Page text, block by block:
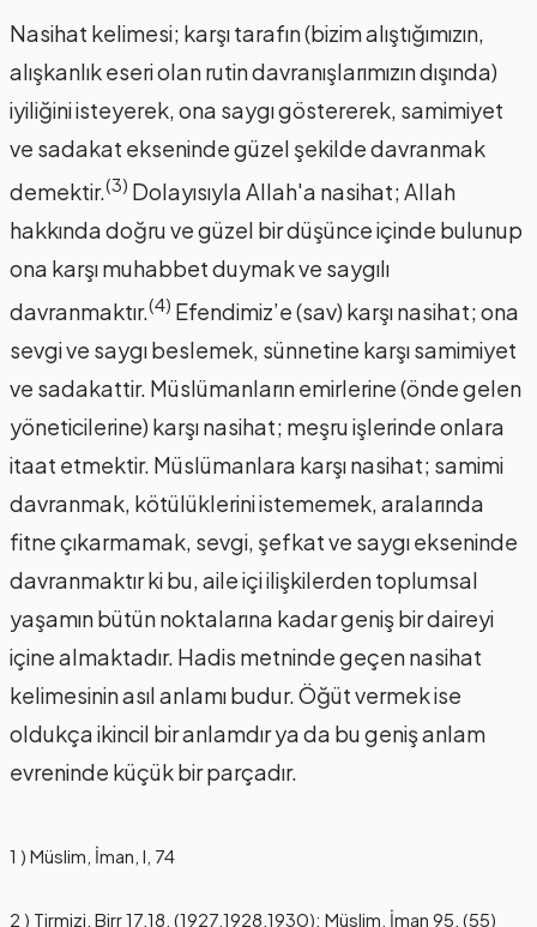
Nasihat kelimesi; karşı tarafın (bizim alıştığımızın,
alışkanlık eseri olan rutin davranışlarımızın dışında)
iyiliğini isteyerek, ona saygı göstererek, samimiyet
ve sadakat ekseninde güzel şekilde davranmak
demektir.(3) Dolayısıyla Allah'a nasihat; Allah
hakkında doğru ve güzel bir düşünce içinde bulunup
ona karşı muhabbet duymak ve saygılı
davranmaktır.(4) Efendimiz’e (sav) karşı nasihat; ona
sevgi ve saygı beslemek, sünnetine karşı samimiyet
ve sadakattir. Müslümanların emirlerine (önde gelen
yöneticilerine) karşı nasihat; meşru işlerinde onlara
itaat etmektir. Müslümanlara karşı nasihat; samimi
davranmak, kötülüklerini istememek, aralarında
fitne çıkarmamak, sevgi, şefkat ve saygı ekseninde
davranmaktır ki bu, aile içi ilişkilerden toplumsal
yaşamın bütün noktalarına kadar geniş bir daireyi
içine almaktadır. Hadis metninde geçen nasihat
kelimesinin asıl anlamı budur. Öğüt vermek ise
oldukça ikincil bir anlamdır ya da bu geniş anlam
evreninde küçük bir parçadır.
1 ) Müslim, İman, I, 74
2 ) Tirmizi, Birr 17,18, (1927,1928,1930); Müslim, İman 95, (55)